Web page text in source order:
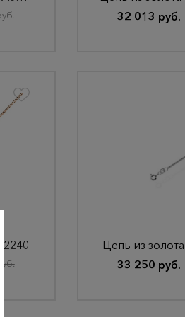
32 013 руб.
Цепь из
33 250 руб.